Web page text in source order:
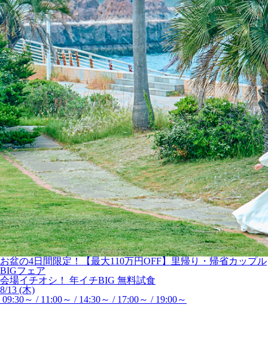
お盆の4日間限定！【最大110万円OFF】里帰り・帰省カップル
BIGフェア
会場イチオシ！
年イチBIG 無料試食
8/13 (木)
09:30～ / 11:00～ / 14:30～ / 17:00～ / 19:00～